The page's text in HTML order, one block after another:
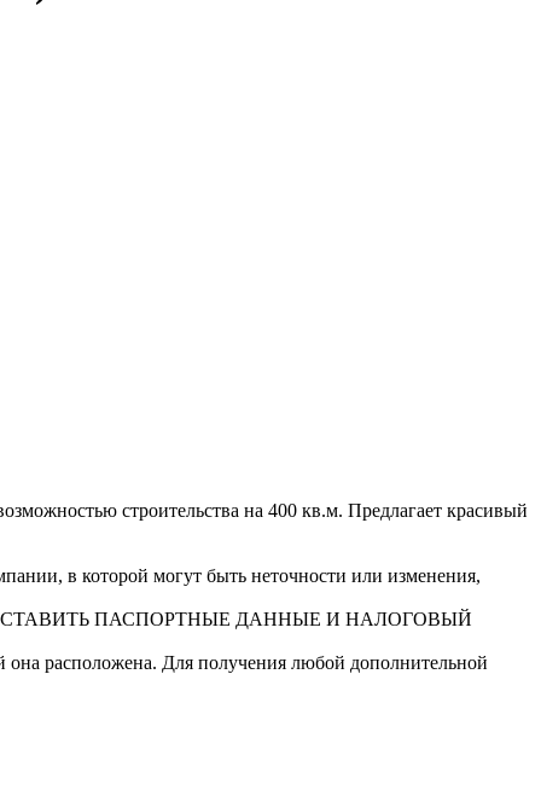
строительства на 400 кв.м. Предлагает красивый
в которой могут быть неточности или изменения,
ПАСПОРТНЫЕ ДАННЫЕ И НАЛОГОВЫЙ
она расположена. Для получения любой дополнительной